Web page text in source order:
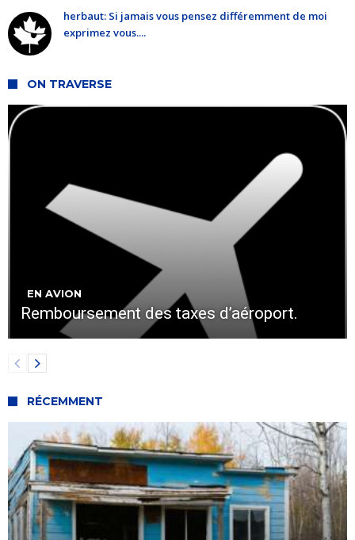
herbaut: Si jamais vous pensez différemment de moi
exprimez vous....
ON TRAVERSE
EN AVION
Remboursement des taxes d’aéroport.
RÉCEMMENT